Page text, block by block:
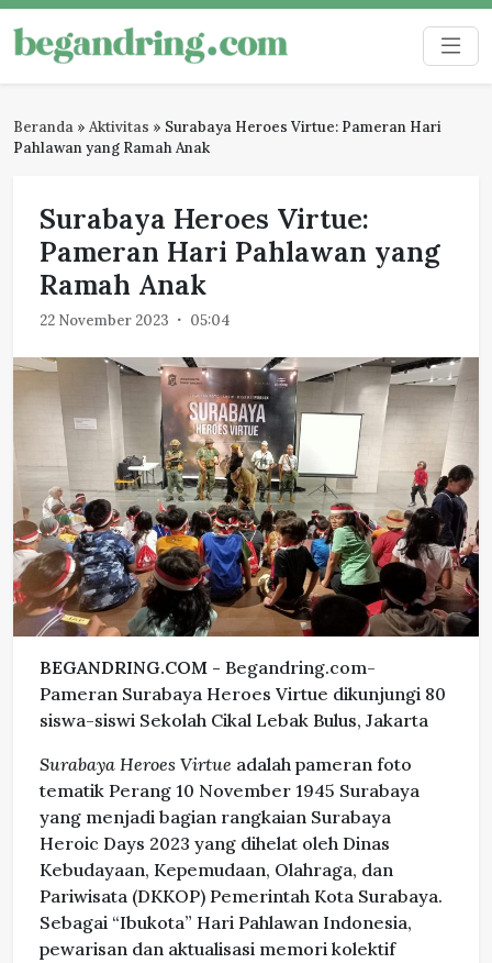
Skip
to
content
Begandring
Menjaga ingatan untuk masa depan
Beranda » Aktivitas » Surabaya Heroes Virtue: Pameran Hari
Pahlawan yang Ramah Anak
Surabaya Heroes Virtue:
Pameran Hari Pahlawan yang
Ramah Anak
22 November 2023 05:04
BEGANDRING.COM - Begandring.com-
Pameran Surabaya Heroes Virtue dikunjungi 80
siswa-siswi Sekolah Cikal Lebak Bulus, Jakarta
Surabaya Heroes Virtue adalah pameran foto
tematik Perang 10 November 1945 Surabaya
yang menjadi bagian rangkaian Surabaya
Heroic Days 2023 yang dihelat oleh Dinas
Kebudayaan, Kepemudaan, Olahraga, dan
Pariwisata (DKKOP) Pemerintah Kota Surabaya.
Sebagai “Ibukota” Hari Pahlawan Indonesia,
pewarisan dan aktualisasi memori kolektif